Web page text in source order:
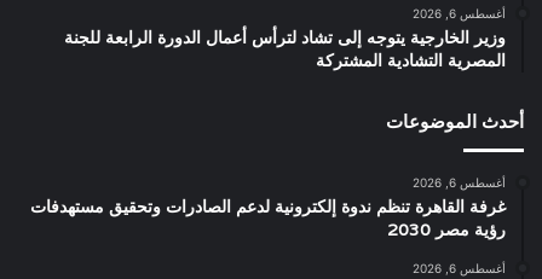
أغسطس 6, 2026
وزير الخارجية يتوجه إلى تشاد لترأس أعمال الدورة الرابعة للجنة
المصرية التشادية المشتركة
أحدث الموضوعات
أغسطس 6, 2026
غرفة القاهرة تنظم ندوة إلكترونية لدعم الصادرات وتحقيق مستهدفات
رؤية مصر 2030
أغسطس 6, 2026